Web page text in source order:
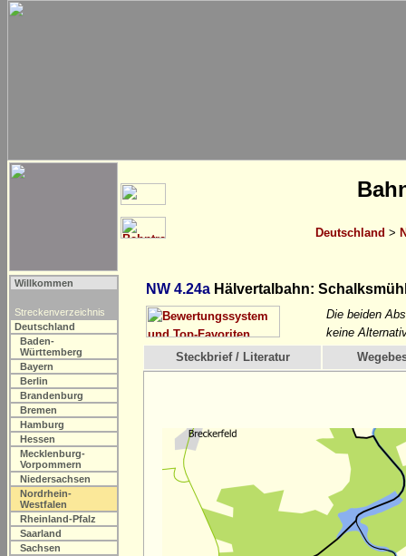
Deutschland >
Willkommen
Streckenverzeichnis
Deutschland
Baden-
Württemberg
Bayern
Berlin
Brandenburg
Bremen
Hamburg
Hessen
Mecklenburg-
Vorpommern
Niedersachsen
Nordrhein-
Westfalen
Rheinland-Pfalz
Saarland
Sachsen
NW 4.24a Hälvertalbahn:
Die beiden
keine
Steckbrief / Literatur